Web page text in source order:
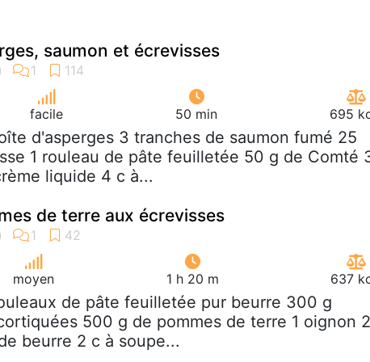
saumon et écrevisses
facile 50 min 695
d'asperges 3 tranches de saumon fumé 25
1 rouleau de pâte feuilletée 50 g de Comté
liquide 4 c à...
de terre aux écrevisses
moyen 1 h 20 m 637
de pâte feuilletée pur beurre 300 g
500 g de pommes de terre 1 oignon 2
beurre 2 c à soupe...